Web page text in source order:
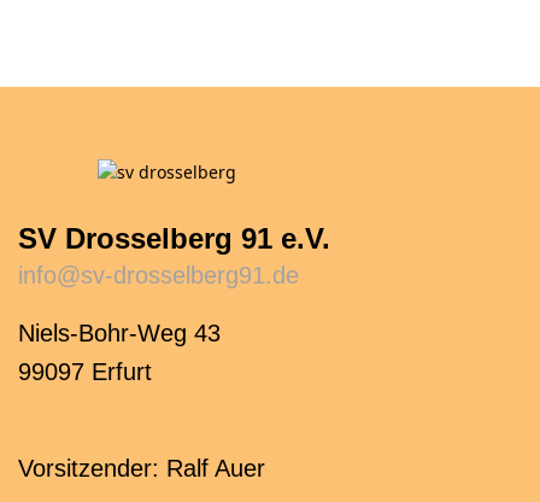
SV Drosselberg 91 e.V.
info@sv-drosselberg91.de
Niels-Bohr-Weg 43
99097 Erfurt
Vorsitzender: Ralf Auer